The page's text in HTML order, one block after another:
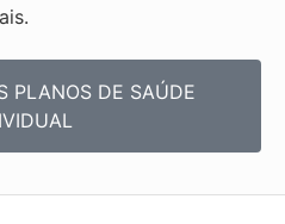
PLANOS DE SAÚDE